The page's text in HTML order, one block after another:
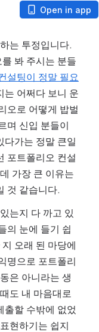
Open in app
는 투정입니다.
봐 주시는 분들
설팅이 정말 필요
는 어쩌다 보니 운
오로 어떻게 밥벌
며 신입 분들이
다가는 정말 큰일
포트폴리오 컨설
가장 큰 이유는
것 같습니다.
는지 다 까고 있
의 눈에 들기 쉽
오래 된 마당에
명으로 포트폴리
은 아니라는 생
도 내 마음대로
출할 수밖에 없었
현하기는 쉽지